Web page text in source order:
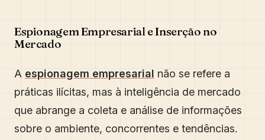
Espionagem Empresarial e Inserção no
Mercado
A espionagem empresarial não se refere a
práticas ilícitas, mas à inteligência de mercado
que abrange a coleta e análise de informações
sobre o ambiente, concorrentes e tendências.